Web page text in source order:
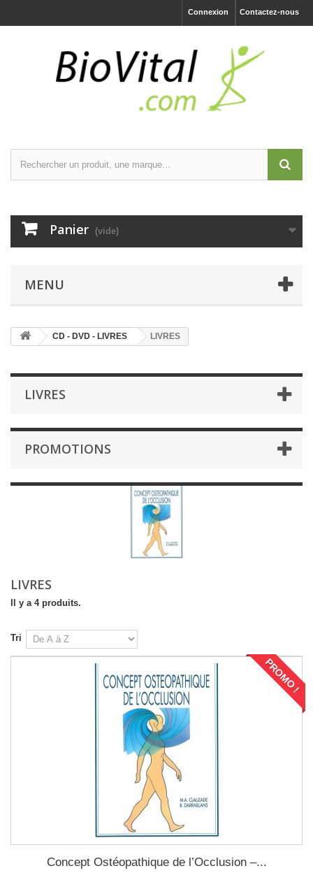
Contactez-nous
Connexion
Panier (vide)
MENU
CD - DVD - LIVRES LIVRES
LIVRES
PROMOTIONS
LIVRES
Il y a 4 produits.
Tri
PROMO !
Concept Ostéopathique de l’Occlusion –...